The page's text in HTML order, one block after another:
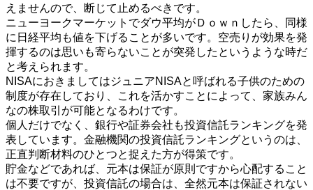
えませんので、断じて止めるべきです。
ニューヨークマーケットでダウ平均がＤｏｗｎしたら、同様
に日経平均も値を下げることが多いです。空売りが効果を発
揮するのは思いも寄らないことが突発したというような時だ
と考えられます。
NISAにおきましてはジュニアNISAと呼ばれる子供のための
制度が存在しており、これを活かすことによって、家族みん
なの株取引が可能となるわけです。
個人だけでなく、銀行や証券会社も投資信託ランキングを発
表しています。金融機関の投資信託ランキングというのは、
正直判断材料のひとつと捉えた方が得策です。
貯金などであれば、元本は保証が原則ですから心配すること
は不要ですが、投資信託の場合は、全然元本は保証されない